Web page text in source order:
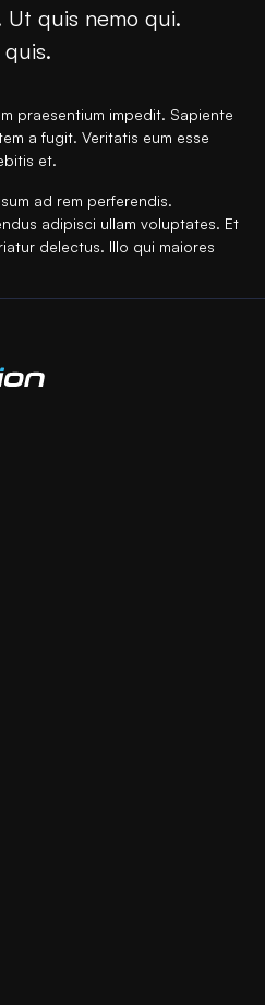
quis nemo qui.
praesentium impedit. Sapiente
a fugit. Veritatis eum esse
et.
ad rem perferendis.
adipisci ullam voluptates. Et
delectus. Illo qui maiores